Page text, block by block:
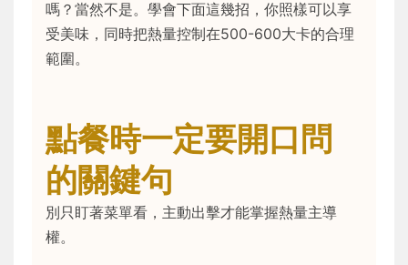
嗎？當然不是。學會下面這幾招，你照樣可以享
受美味，同時把熱量控制在500-600大卡的合理
範圍。
點餐時一定要開口問
的關鍵句
別只盯著菜單看，主動出擊才能掌握熱量主導
權。